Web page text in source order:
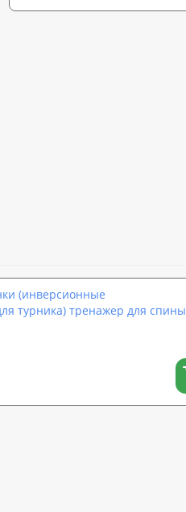
(инверсионные
турника) тренажер для спины